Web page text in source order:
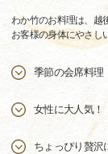
わか竹のお料理は、越
お客様の身体にやさし
季節の会席料理
女性に大人気！
ちょっぴり贅沢